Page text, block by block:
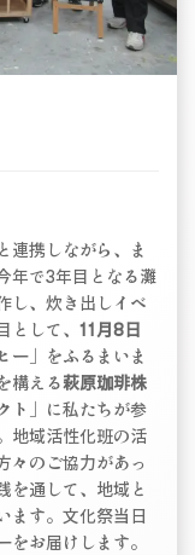
連携しながら、ま
年で3年目となる灘
し、炊き出しイベ
して、 11月8日
ー」をふるまいま
構える萩原珈琲株
ト」に私たちが参
地域活性化班の活
々のご協力があっ
を通して、地域と
ます。文化祭当日
お届けします。